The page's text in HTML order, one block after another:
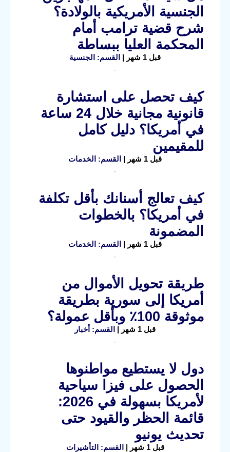
الجنسية الأمريكية بالولادة؟
شرح قضية ترامب أمام
المحكمة العليا ببساطة
قبل 1 شهر | القسم: الجنسية
كيف تحصل على استشارة
قانونية مجانية خلال 24 ساعة
في أمريكا؟ دليل كامل
للمقيمين
قبل 1 شهر | القسم: الخدمات
كيف تعالج أسنانك بأقل تكلفة
في أمريكا؟ بالخطوات
المضمونة
قبل 1 شهر | القسم: الخدمات
طريقة تحويل الأموال من
أمريكا إلى سورية بطريقة
موثوقة 100٪ وبأقل عمولة؟
قبل 1 شهر | القسم: أخبار
دول لا يستطيع مواطنوها
الحصول على فيزا سياحية
لأمريكا بسهولة في 2026:
قائمة الحظر والقيود حتى
تحديث يونيو
قبل 1 شهر | القسم: التأشيرات